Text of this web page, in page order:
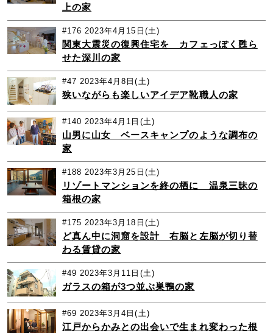
上の家
#176 2023年4月15日(土)
関東大震災の復興住宅を カフェっぽく甦ら
せた深川の家
#47 2023年4月8日(土)
狭いながらも楽しいアイデア靴職人の家
#140 2023年4月1日(土)
山男に山女 ベースキャンプのような調布の
家
#188 2023年3月25日(土)
リゾートマンションを終の栖に 温泉三昧の
箱根の家
#175 2023年3月18日(土)
ど真ん中に洞窟を設計 右脳と左脳が切り替
わる賃貸の家
#49 2023年3月11日(土)
ガラスの箱が3つ並ぶ巣鴨の家
#69 2023年3月4日(土)
江戸からかみとの出会いで生まれ変わった根